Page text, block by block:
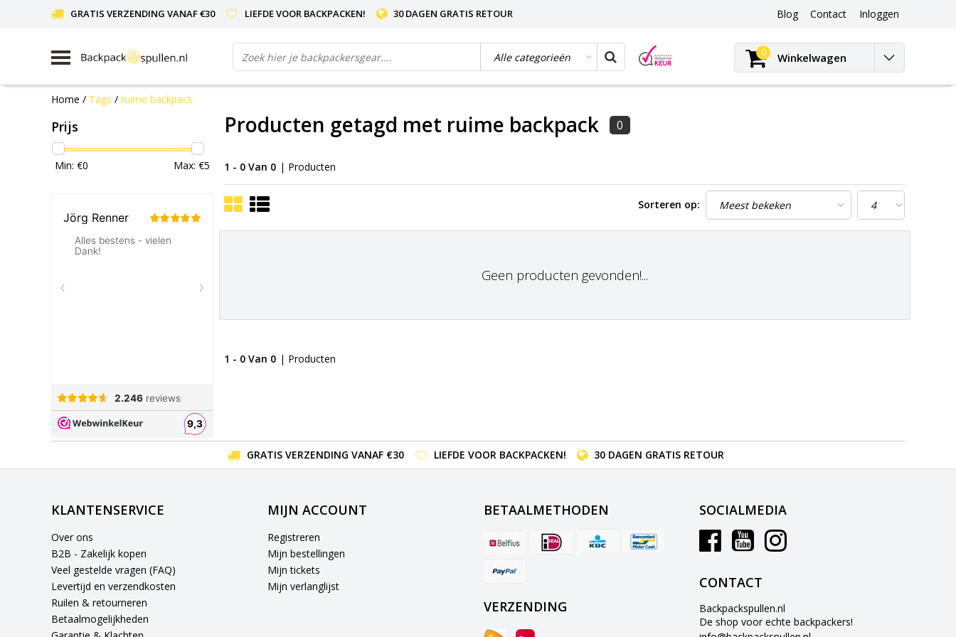
GRATIS VERZENDING VANAF €30 LIEFDE VOOR BACKPACKEN! 30 DAGEN GRATIS RETOUR Blog
Blog
Contact Inloggen
0 Winkelwagen
Home / Tags / ruime backpack
Prijs
Min: €0 Max: €5
Producten getagd met ruime backpack 0
1 - 0 Van 0 | Producten
Sorteren op:
Geen producten gevonden!...
1 - 0 Van 0 | Producten
GRATIS VERZENDING VANAF €30 LIEFDE VOOR BACKPACKEN! 30 DAGEN GRATIS RETOUR
KLANTENSERVICE
Over ons
B2B - Zakelijk kopen
Veel gestelde vragen (FAQ)
Levertijd en verzendkosten
Ruilen & retourneren
Betaalmogelijkheden
MIJN ACCOUNT
Registreren
Mijn bestellingen
Mijn tickets
Mijn verlanglijst
BETAALMETHODEN
VERZENDING
SOCIALMEDIA
CONTACT
Backpackspullen.nl
De shop voor echte backpackers!